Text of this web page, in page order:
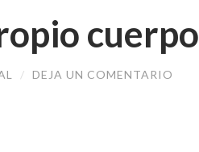
cuerpo
/ DEJA UN COMENTARIO